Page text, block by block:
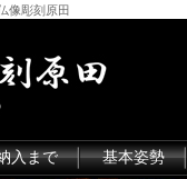
像彫刻原田
入まで 基本姿勢